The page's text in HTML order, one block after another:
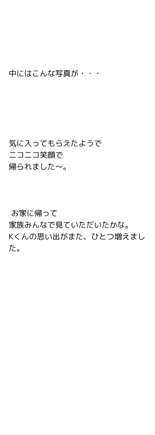
中にはこんな写真が・・・
気に入ってもらえたようで
ニコニコ笑顔で
帰られました～。
お家に帰って
家族みんなで見ていただいたかな。
Kくんの思い出がまた、ひとつ増えまし
た。